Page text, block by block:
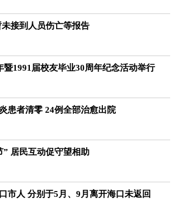
接到人员伤亡等报告
暨1991届校友毕业30周年纪念活动举行
患者清零 24例全部治愈出院
居民互动促守望相助
市人 分别于5月、9月离开海口未返回